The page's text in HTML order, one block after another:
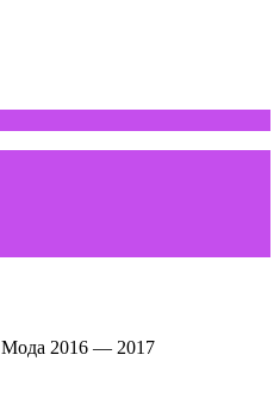
Мода 2016 — 2017